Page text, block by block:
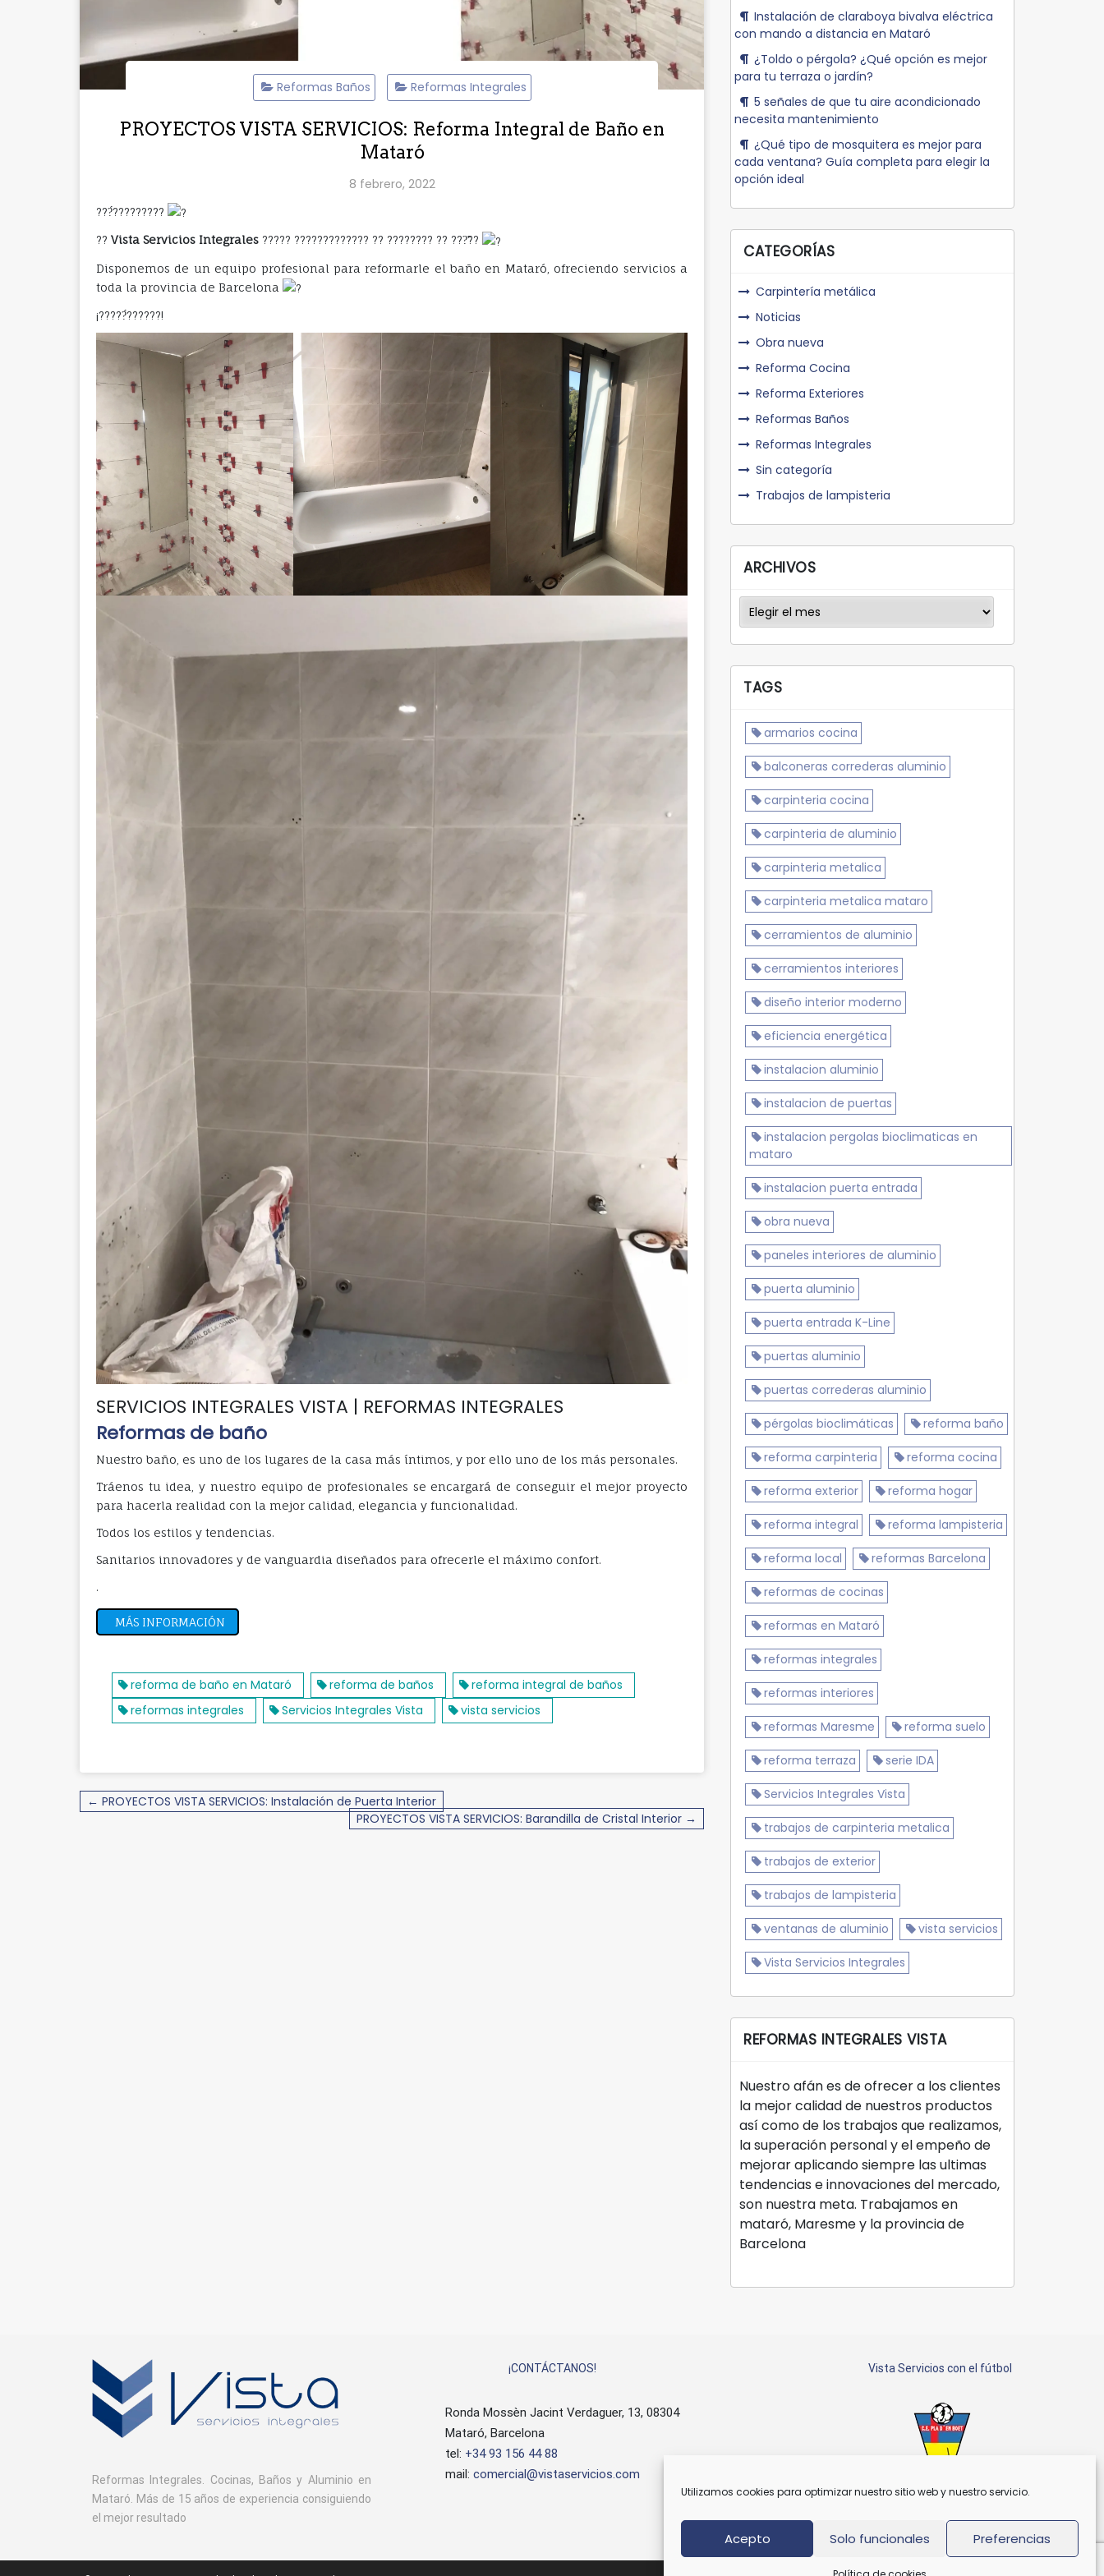
Utilizamos cookies para optimizar nuestro sitio web y nuestro servicio.
Acepto Solo funcionales Preferencias
Reformas Baños Reformas Integrales
PROYECTOS VISTA SERVICIOS: Reforma Integral de Baño en
Mataró
8 febrero, 2022
???́?????????
?? Vista Servicios Integrales ????? ????????????? ?? ???????? ?? ???̃??
Disponemos de un equipo profesional para reformarle el baño en Mataró, ofreciendo servicios a
toda la provincia de Barcelona
¡?????́??????!
SERVICIOS INTEGRALES VISTA | REFORMAS INTEGRALES
Reformas de baño
Nuestro baño, es uno de los lugares de la casa más íntimos, y por ello uno de los más personales.
Tráenos tu idea, y nuestro equipo de profesionales se encargará de conseguir el mejor proyecto
para hacerla realidad con la mejor calidad, elegancia y funcionalidad.
Todos los estilos y tendencias.
Sanitarios innovadores y de vanguardia diseñados para ofrecerle el máximo confort.
.
MÁS INFORMACIÓN
reforma de baño en Mataró reforma de baños
reforma integral de baños
reformas integrales
Servicios Integrales Vista vista servicios
Navegación
← PROYECTOS VISTA SERVICIOS: Instalación de Puerta Interior
PROYECTOS VISTA SERVICIOS: Barandilla de Cristal Interior →
Instalación de claraboya bivalva eléctrica
con mando a distancia en Mataró
¿Toldo o pérgola? ¿Qué opción es mejor
para tu terraza o jardín?
5 señales de que tu aire acondicionado
necesita mantenimiento
¿Qué tipo de mosquitera es mejor para
cada ventana? Guía completa para elegir la
opción ideal
CATEGORÍAS
Carpintería metálica
Noticias
Obra nueva
Reforma Cocina
Reforma Exteriores
Reformas Baños
Reformas Integrales
Sin categoría
Trabajos de lampisteria
ARCHIVOS
Archivos
TAGS
armarios cocina
balconeras correderas aluminio
carpinteria cocina
carpinteria de aluminio
carpinteria metalica
carpinteria metalica mataro
cerramientos de aluminio
cerramientos interiores
diseño interior moderno
eficiencia energética
instalacion aluminio
instalacion de puertas
instalacion pergolas bioclimaticas en
mataro
instalacion puerta entrada
obra nueva
paneles interiores de aluminio
puerta aluminio
puerta entrada K-Line
puertas aluminio
puertas correderas aluminio
pérgolas bioclimáticas reforma baño
reforma carpinteria reforma cocina
reforma exterior reforma hogar
reforma integral reforma lampisteria
reforma local reformas Barcelona
reformas de cocinas
reformas en Mataró
reformas integrales
reformas interiores
reformas Maresme reforma suelo
reforma terraza serie IDA
Servicios Integrales Vista
trabajos de carpinteria metalica
trabajos de exterior
trabajos de lampisteria
ventanas de aluminio vista servicios
Vista Servicios Integrales
REFORMAS INTEGRALES VISTA
Nuestro afán es de ofrecer a los clientes
la mejor calidad de nuestros productos
así como de los trabajos que realizamos,
la superación personal y el empeño de
mejorar aplicando siempre las ultimas
tendencias e innovaciones del mercado,
son nuestra meta. Trabajamos en
mataró, Maresme y la provincia de
Barcelona
Reformas Integrales. Cocinas, Baños y Aluminio en
Mataró. Más de 15 años de experiencia consiguiendo
el mejor resultado
¡CONTÁCTANOS!
Ronda Mossèn Jacint Verdaguer, 13, 08304
Mataró, Barcelona
tel: +34 93 156 44 88
mail: comercial@vistaservicios.com
Vista Servicios con el fútbol